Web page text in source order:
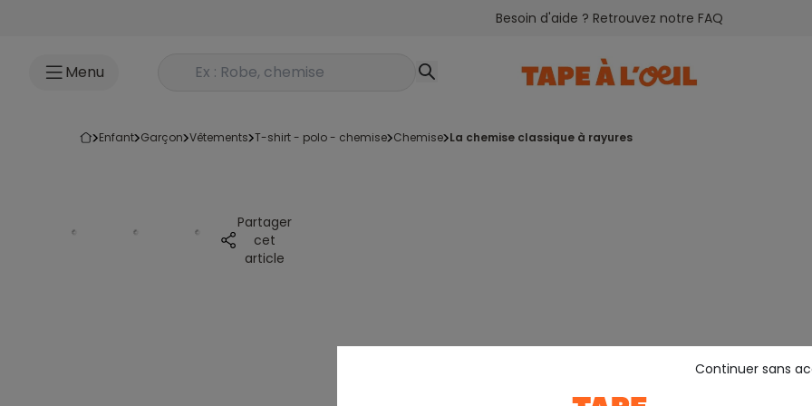
Besoin d'aide ? Retrouvez notre FAQ
Menu Rechercher un produit
enfant garçon vêtements t-shirt - polo - chemise chemise la chemise classique à rayures
Partager
cet
article
Continuer sans